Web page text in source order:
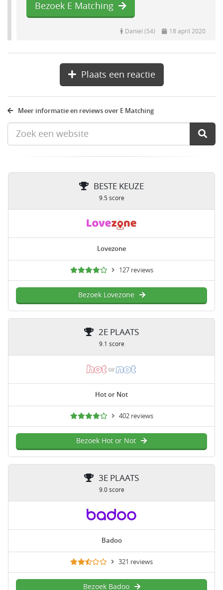
Bezoek E Matching
Daniel (54) 18 april 2020
Plaats een reactie
Meer informatie en reviews over E Matching
BESTE KEUZE
9.5 score
Lovezone
127 reviews
Bezoek Lovezone
2E PLAATS
9.1 score
Hot or Not
402 reviews
Bezoek Hot or Not
3E PLAATS
9.0 score
Badoo
321 reviews
Bezoek Badoo